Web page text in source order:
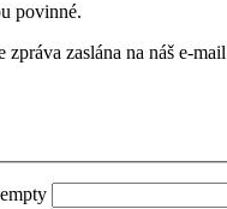
povinné.
zaslána na náš e-